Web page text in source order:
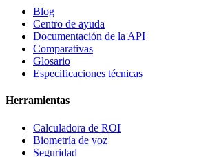
Blog
Centro de ayuda
Documentación de la API
Comparativas
Glosario
Especificaciones técnicas
Herramientas
Calculadora de ROI
Biometría de voz
Seguridad